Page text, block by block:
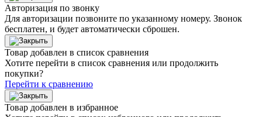
Авторизация по звонку
Для авторизации позвоните по указанному номеру. Звонок
бесплатен, и будет автоматически сброшен.
Товар добавлен в список сравнения
Хотите перейти в список сравнения или продолжить
покупки?
Перейти к сравнению
Товар добавлен в избранное